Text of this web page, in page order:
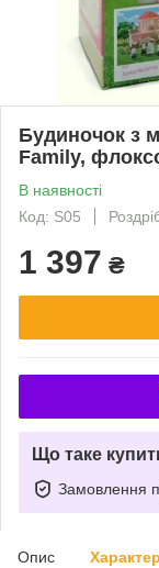
Будиночок з
Family,
В наявності
Код: S05
1 397 ₴
Що таке
Замовлення
Опис